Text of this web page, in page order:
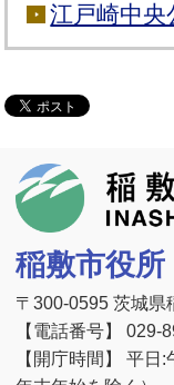
江戸崎中
稲敷市役所
〒300-0595 茨城県
【電話番号】 029-
【開庁時間】 平日